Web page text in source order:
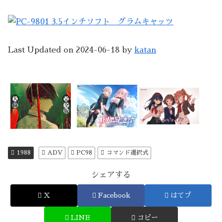
Last Updated on 2024-06-18 by katan
1988 ADV PC98 コマンド選択式
シェアする
X Facebook はてブ
LINE コピー